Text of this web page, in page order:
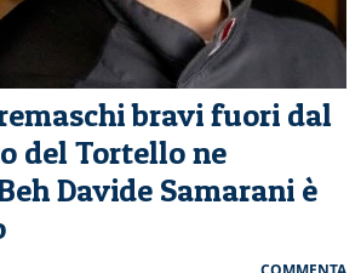
bravi fuori dal
del Tortello ne
Davide Samarani è